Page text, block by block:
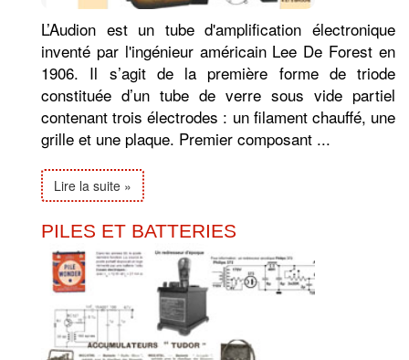
L’Audion est un tube d'amplification électronique
inventé par l'ingénieur américain Lee De Forest en
1906. Il s’agit de la première forme de triode
constituée d’un tube de verre sous vide partiel
contenant trois électrodes : un filament chauffé, une
grille et une plaque. Premier composant ...
Lire la suite »
PILES ET BATTERIES